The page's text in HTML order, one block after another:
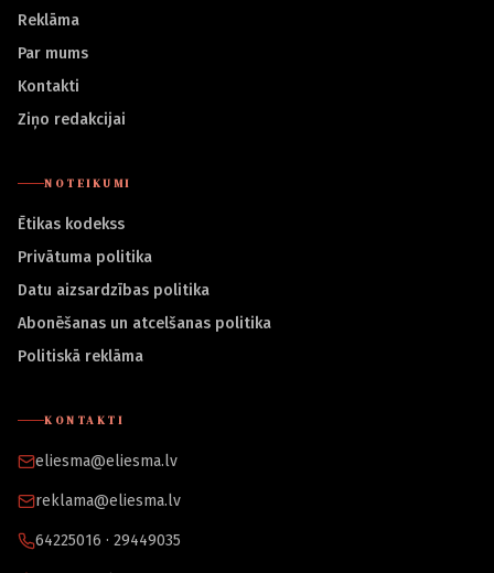
Reklāma
Par mums
Kontakti
Ziņo redakcijai
NOTEIKUMI
Ētikas kodekss
Privātuma politika
Datu aizsardzības politika
Abonēšanas un atcelšanas politika
Politiskā reklāma
KONTAKTI
eliesma@eliesma.lv
reklama@eliesma.lv
64225016 · 29449035